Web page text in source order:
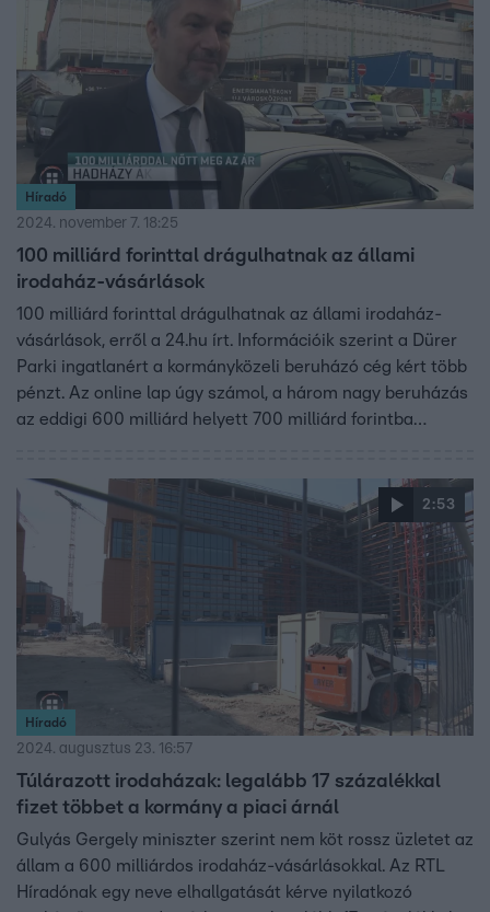
kormányközeli vállalkozóknak adófizetői pénzből.
Híradó
2024. november 7. 18:25
100 milliárd forinttal drágulhatnak az állami
irodaház-vásárlások
100 milliárd forinttal drágulhatnak az állami irodaház-
vásárlások, erről a 24.hu írt. Információik szerint a Dürer
Parki ingatlanért a kormányközeli beruházó cég kért több
pénzt. Az online lap úgy számol, a három nagy beruházás
az eddigi 600 milliárd helyett 700 milliárd forintba
miniszterelnök vejétől túlárazott irodákat. A
Nemzetgazdasági minisztérium szerint híresztelésről van
szó, amire nem reagálnak.
2:53
Híradó
2024. augusztus 23. 16:57
Túlárazott irodaházak: legalább 17 százalékkal
fizet többet a kormány a piaci árnál
Gulyás Gergely miniszter szerint nem köt rossz üzletet az
állam a 600 milliárdos irodaház-vásárlásokkal. Az RTL
Híradónak egy neve elhallgatását kérve nyilatkozó